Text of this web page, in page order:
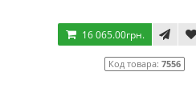
16 065.00грн.
Код товара: 7556